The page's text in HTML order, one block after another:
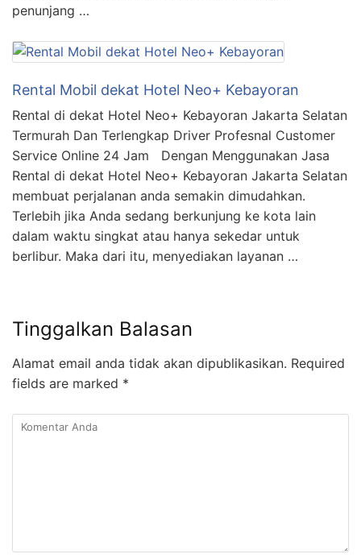
penunjang …
Rental Mobil dekat Hotel Neo+ Kebayoran
Rental di dekat Hotel Neo+ Kebayoran Jakarta Selatan
Termurah Dan Terlengkap Driver Profesnal Customer
Service Online 24 Jam Dengan Menggunakan Jasa
Rental di dekat Hotel Neo+ Kebayoran Jakarta Selatan
membuat perjalanan anda semakin dimudahkan.
Terlebih jika Anda sedang berkunjung ke kota lain
dalam waktu singkat atau hanya sekedar untuk
berlibur. Maka dari itu, menyediakan layanan …
Tinggalkan Balasan
Alamat email anda tidak akan dipublikasikan. Required
fields are marked *